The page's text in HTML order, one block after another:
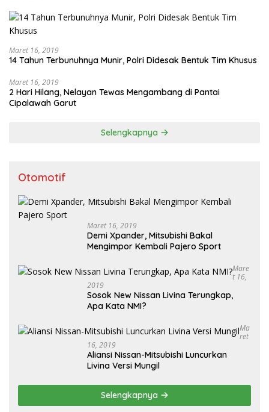
Maret 16, 2019
14 Tahun Terbunuhnya Munir, Polri Didesak Bentuk Tim Khusus
Maret 16, 2019
2 Hari Hilang, Nelayan Tewas Mengambang di Pantai
Cipalawah Garut
Selengkapnya
Otomotif
Maret 16, 2019
Demi Xpander, Mitsubishi Bakal
Mengimpor Kembali Pajero Sport
Mare
T 16,
2019
Sosok New Nissan Livina Terungkap,
Apa Kata NMI?
Ma
Ret
16, 2019
Aliansi Nissan-Mitsubishi Luncurkan
Livina Versi Mungil
Selengkapnya